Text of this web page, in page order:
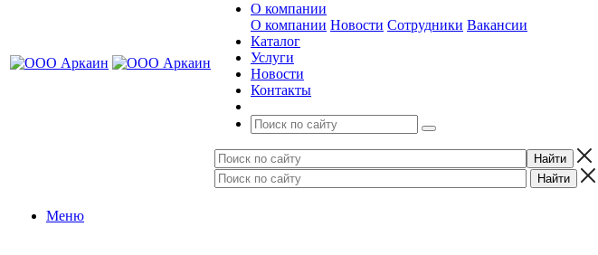
О компании
О компании Новости Сотрудники Вакансии
Каталог
Услуги
Новости
Контакты
Меню